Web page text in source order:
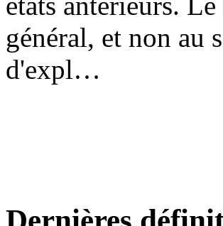
général, et non au
d'expl…